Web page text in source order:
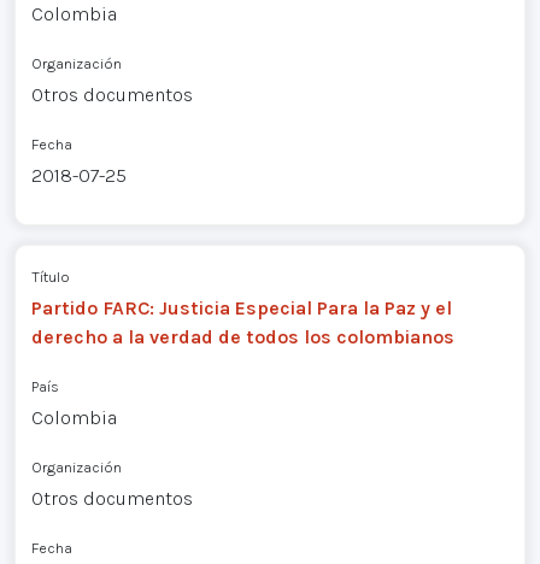
Colombia
Organización
Otros documentos
Fecha
2018-07-25
Título
Partido FARC: Justicia Especial Para la Paz y el
derecho a la verdad de todos los colombianos
País
Colombia
Organización
Otros documentos
Fecha